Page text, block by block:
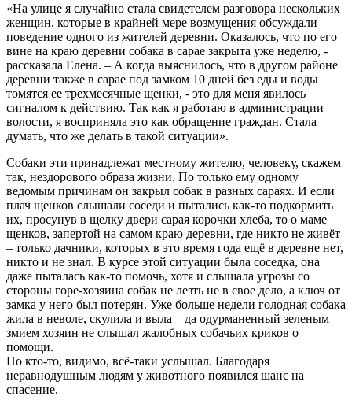
«На улице я случайно стала свидетелем разговора нескольких
женщин, которые в крайней мере возмущения обсуждали
поведение одного из жителей деревни. Оказалось, что по его
вине на краю деревни собака в сарае закрыта уже неделю, -
рассказала Елена. – А когда выяснилось, что в другом районе
деревни также в сарае под замком 10 дней без еды и воды
томятся ее трехмесячные щенки, - это для меня явилось
сигналом к действию. Так как я работаю в администрации
волости, я восприняла это как обращение граждан. Стала
думать, что же делать в такой ситуации».
Собаки эти принадлежат местному жителю, человеку, скажем
так, нездорового образа жизни. По только ему одному
ведомым причинам он закрыл собак в разных сараях. И если
плач щенков слышали соседи и пытались как-то подкормить
их, просунув в щелку двери сарая корочки хлеба, то о маме
щенков, запертой на самом краю деревни, где никто не живёт
– только дачники, которых в это время года ещё в деревне нет,
никто и не знал. В курсе этой ситуации была соседка, она
даже пыталась как-то помочь, хотя и слышала угрозы со
стороны горе-хозяина собак не лезть не в свое дело, а ключ от
замка у него был потерян. Уже больше недели голодная собака
жила в неволе, скулила и выла – да одурманенный зеленым
змием хозяин не слышал жалобных собачьих криков о
помощи.
Но кто-то, видимо, всё-таки услышал. Благодаря
неравнодушным людям у животного появился шанс на
спасение.